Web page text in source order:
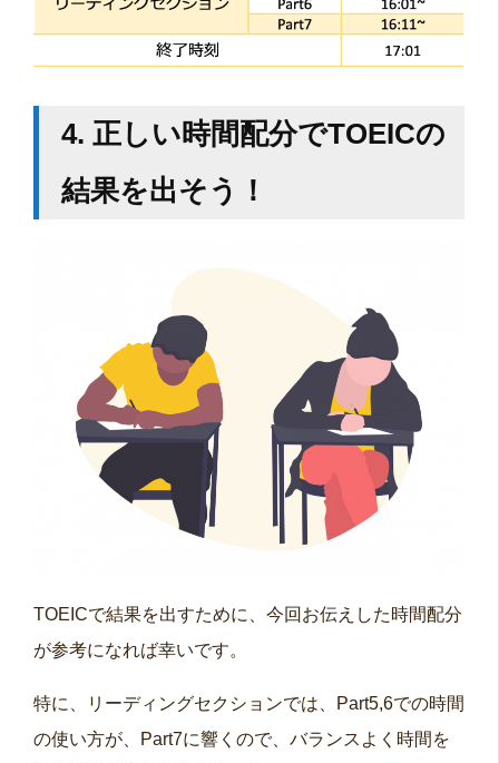
4. 正しい時間配分でTOEICの
結果を出そう！
TOEICで結果を出すために、今回お伝えした時間配分
が参考になれば幸いです。
特に、リーディングセクションでは、Part5,6での時間
の使い方が、Part7に響くので、バランスよく時間を